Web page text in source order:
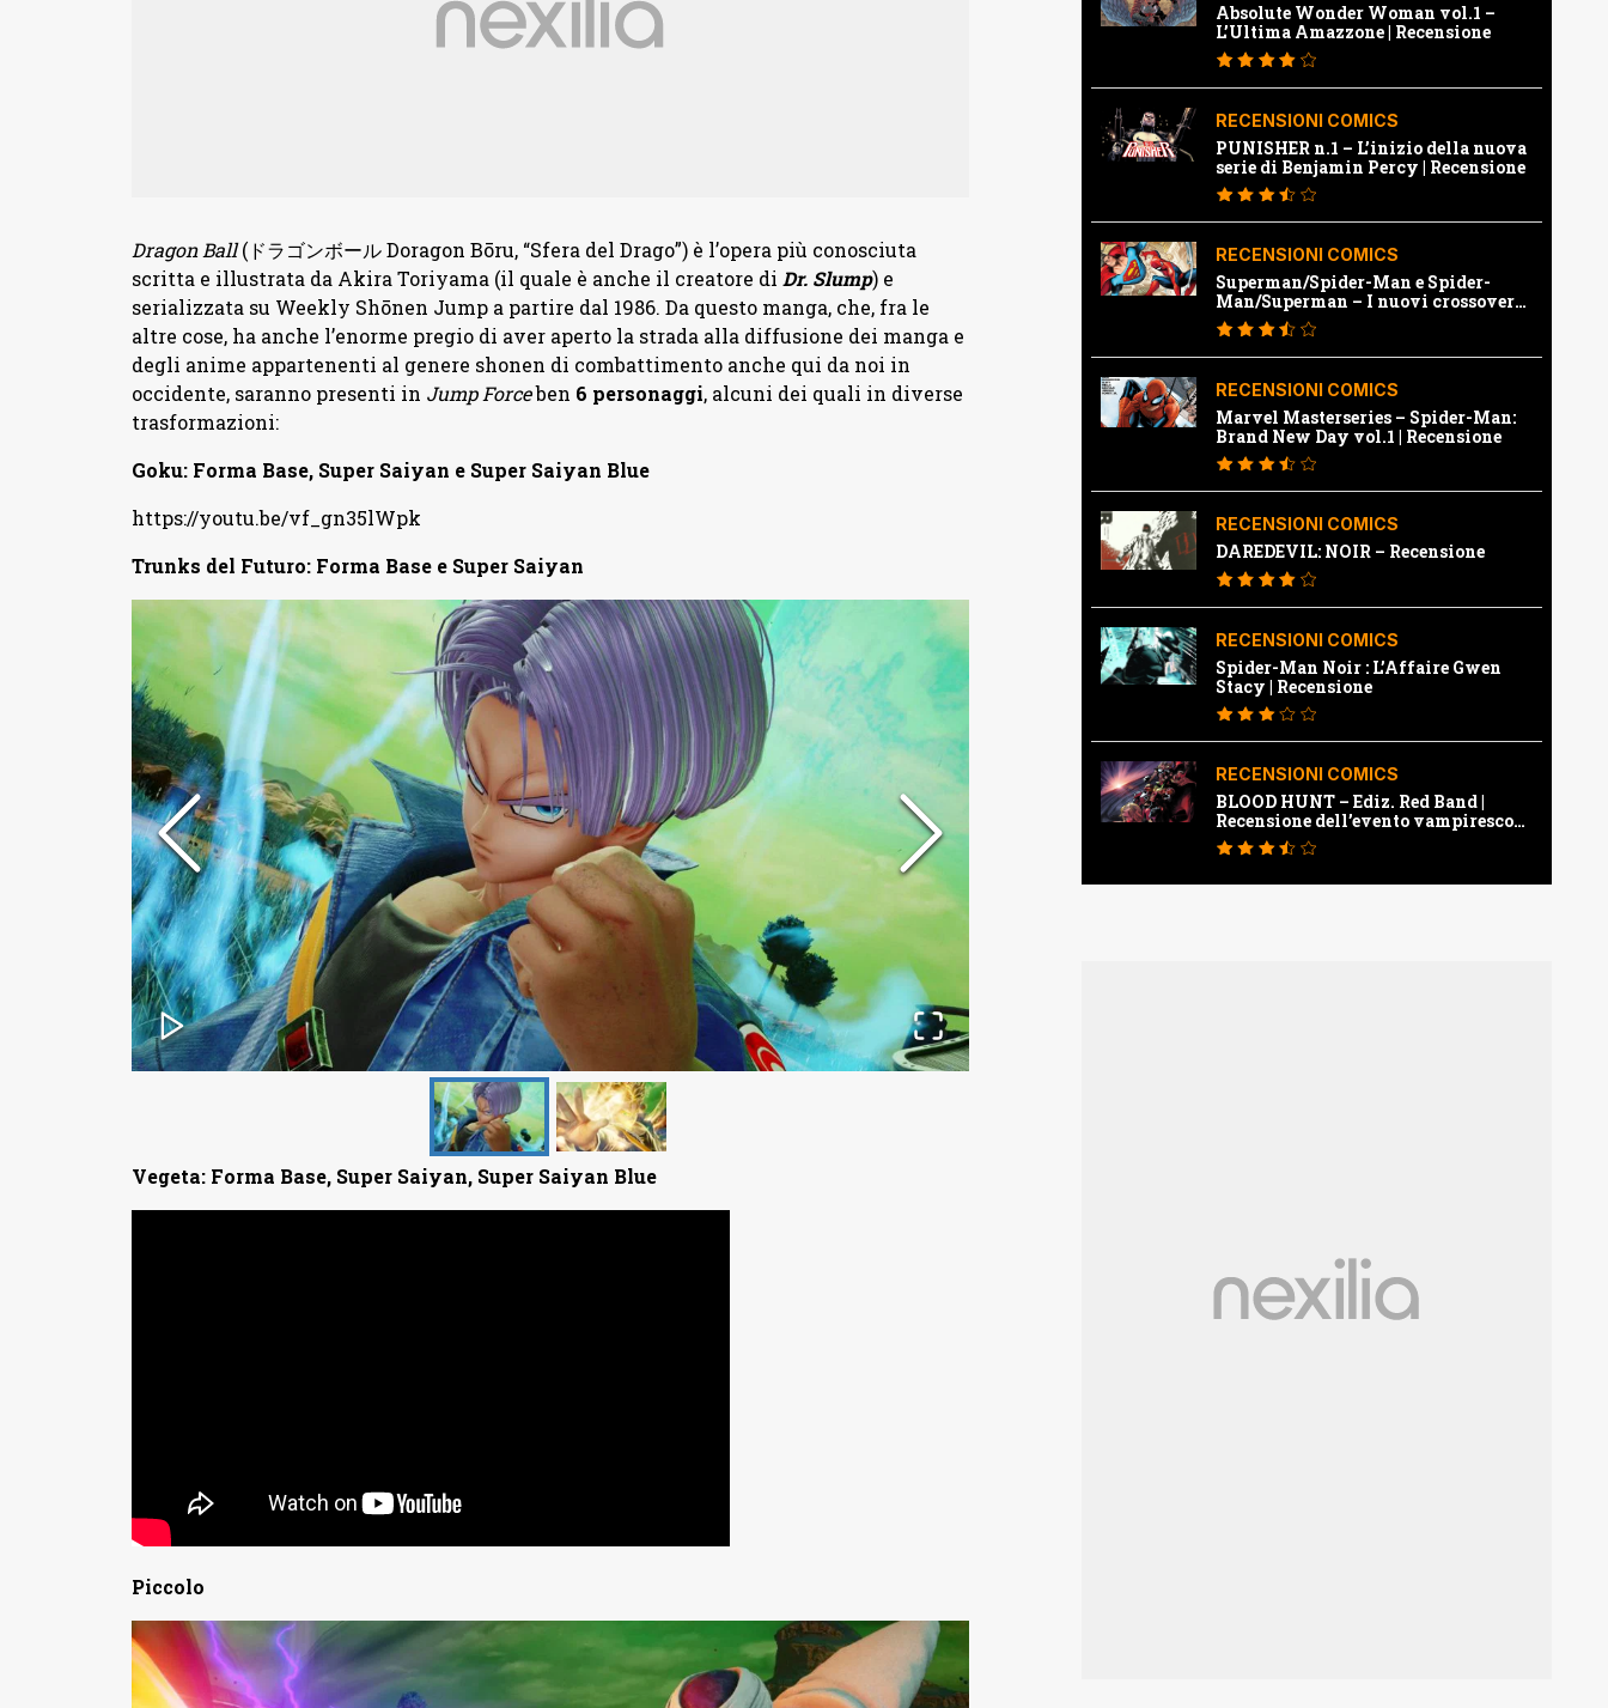
Dragon Ball(ドラゴンボール Doragon Bōru, “Sfera del Drago”) è l’opera più conosciuta
scritta e illustrata da Akira Toriyama (il quale è anche il creatore di Dr. Slump) e
serializzata su Weekly Shōnen Jump a partire dal 1986. Da questo manga, che, fra le
altre cose, ha anche l’enorme pregio di aver aperto la strada alla diffusione dei manga e
degli anime appartenenti al genere shonen di combattimento anche qui da noi in
occidente, saranno presenti in Jump Forceben 6 personaggi, alcuni dei quali in diverse
trasformazioni:
Goku: Forma Base, Super Saiyan e Super Saiyan Blue
https://youtu.be/vf_gn35lWpk
Trunks del Futuro: Forma Base e Super Saiyan
Vegeta: Forma Base, Super Saiyan, Super Saiyan Blue
Piccolo
Absolute Wonder Woman vol.1 –
L’Ultima Amazzone | Recensione
RECENSIONI COMICS
PUNISHER n.1 – L’inizio della nuova
serie di Benjamin Percy | Recensione
RECENSIONI COMICS
Superman/Spider-Man e Spider-
Man/Superman – I nuovi crossover
Marvel e Dc | Recensione
RECENSIONI COMICS
Marvel Masterseries – Spider-Man:
Brand New Day vol.1 | Recensione
RECENSIONI COMICS
DAREDEVIL: NOIR – Recensione
RECENSIONI COMICS
Spider-Man Noir : L’Affaire Gwen
Stacy | Recensione
RECENSIONI COMICS
BLOOD HUNT – Ediz. Red Band |
Recensione dell’evento vampiresco
della Marvel